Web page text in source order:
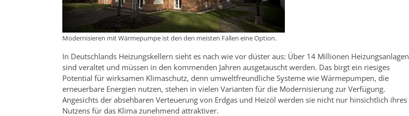
Modernisieren mit Wärmepumpe ist den den meisten Fällen eine Option.
In Deutschlands Heizungskellern sieht es nach wie vor düster aus: Über 14 Millionen Heizungsanlagen
sind veraltet und müssen in den kommenden Jahren ausgetauscht werden. Das birgt ein riesiges
Potential für wirksamen Klimaschutz, denn umweltfreundliche Systeme wie Wärmepumpen, die
erneuerbare Energien nutzen, stehen in vielen Varianten für die Modernisierung zur Verfügung.
Angesichts der absehbaren Verteuerung von Erdgas und Heizöl werden sie nicht nur hinsichtlich ihres
Nutzens für das Klima zunehmend attraktiver.